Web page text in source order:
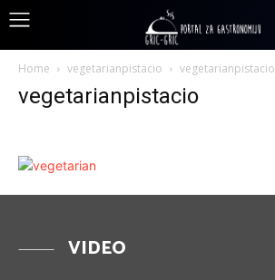
Home vegetarianpistacio vegetarianpistacio
vegetarianpistacio
VIDEO